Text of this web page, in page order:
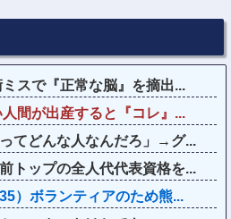
ミスで『正常な脳』を摘出...
間が出産すると『コレ』...
てどんな人なんだろ」→グ...
トップの全人代代表資格を...
）ボランティアのため熊...